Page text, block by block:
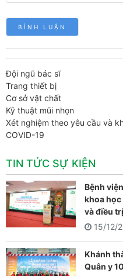
Đội ngũ bác sĩ
Trang thiết bị
Cơ sở vật chất
Kỹ thuật mũi nhọn
Xét nghiệm theo yêu cầu và
COVID-19
TIN TỨC SỰ KIỆN
Bệnh
khoa
và điều
15/12/
Khánh
Quân y